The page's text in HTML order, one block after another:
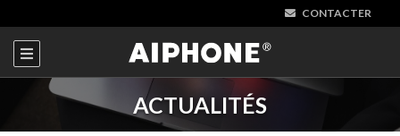
CONTACTER
ACTUALITÉS